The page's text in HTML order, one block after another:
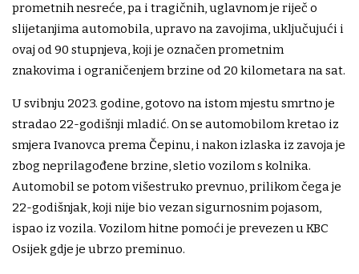
prometnih nesreće, pa i tragičnih, uglavnom je riječ o
slijetanjima automobila, upravo na zavojima, uključujući i
ovaj od 90 stupnjeva, koji je označen prometnim
znakovima i ograničenjem brzine od 20 kilometara na sat.
U svibnju 2023. godine, gotovo na istom mjestu smrtno je
stradao 22-godišnji mladić. On se automobilom kretao iz
smjera Ivanovca prema Čepinu, i nakon izlaska iz zavoja je
zbog neprilagođene brzine, sletio vozilom s kolnika.
Automobil se potom višestruko prevnuo, prilikom čega je
22-godišnjak, koji nije bio vezan sigurnosnim pojasom,
ispao iz vozila. Vozilom hitne pomoći je prevezen u KBC
Osijek gdje je ubrzo preminuo.